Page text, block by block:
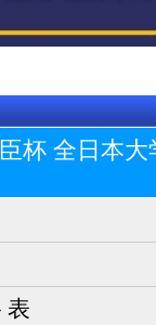
杯 全日本
表